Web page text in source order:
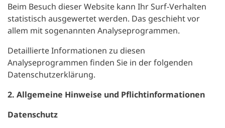
Beim Besuch dieser Website kann Ihr Surf-Verhalten
statistisch ausgewertet werden. Das geschieht vor
allem mit sogenannten Analyseprogrammen.
Detaillierte Informationen zu diesen
Analyseprogrammen finden Sie in der folgenden
Datenschutzerklärung.
2. Allgemeine Hinweise und Pflichtinformationen
Datenschutz